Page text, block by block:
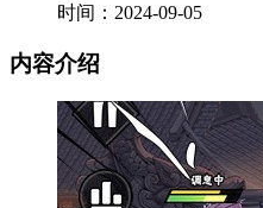
时间：2024-09-05
内容介绍